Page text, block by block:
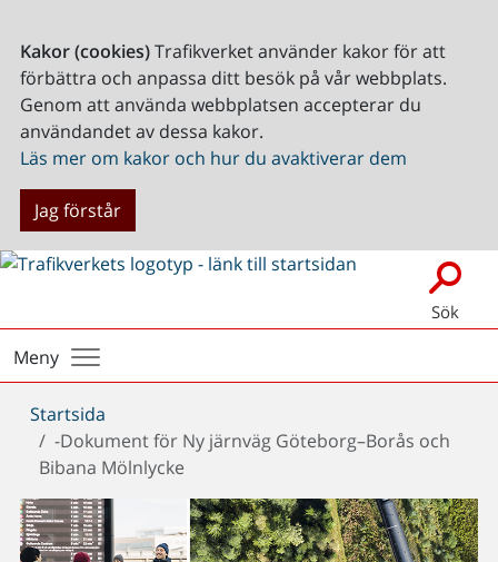
Kakor (cookies)Trafikverket använder kakor för att
förbättra och anpassa ditt besök på vår webbplats.
Genom att använda webbplatsen accepterar du
användandet av dessa kakor.
Läs mer om kakor och hur du avaktiverar dem
Jag förstår
Sök
Meny
Du
är
här:
Startsida
-Dokument för Ny järnväg Göteborg–Borås och
Bibana Mölnlycke